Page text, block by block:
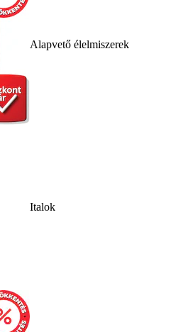
Alapvető élelmiszerek
Italok